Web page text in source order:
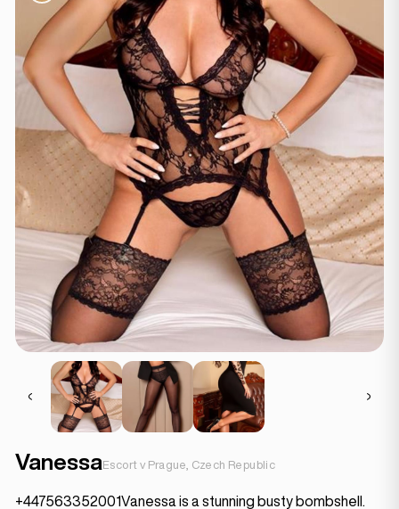
VanessaEscort v Prague, Czech Republic
+447563352001Vanessa is a stunning busty bombshell.